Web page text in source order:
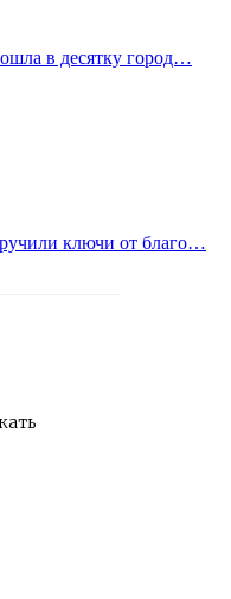
в десятку город…
ключи от благо…